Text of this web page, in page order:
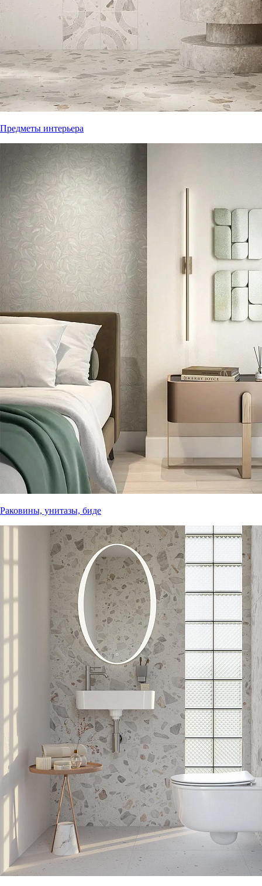
Предметы интерьера
Раковины, унитазы, биде